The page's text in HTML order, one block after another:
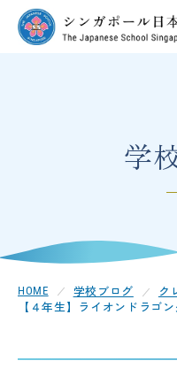
編入学/退学案内
クレメンティ校CLEMENTI
チャンギ校 CHANGI
学
HOME 学校ブログ
ク
【４年生】ライオンドラゴ